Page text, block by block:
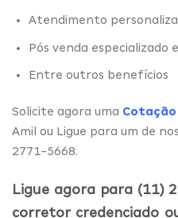
Atendimento
Pós venda especializado
Entre outros benefícios
Solicite agora uma Cotação
Amil ou Ligue para um de
2771-5668.
Ligue agora para (11)
corretor credenciado